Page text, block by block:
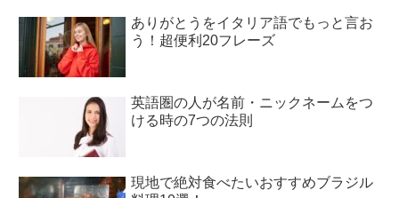
ありがとうをイタリア語でもっと言お
う！超便利20フレーズ
英語圏の人が名前・ニックネームをつ
ける時の7つの法則
現地で絶対食べたいおすすめブラジル